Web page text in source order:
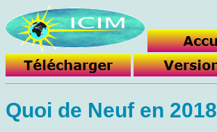
Quoi de Neuf en 2018